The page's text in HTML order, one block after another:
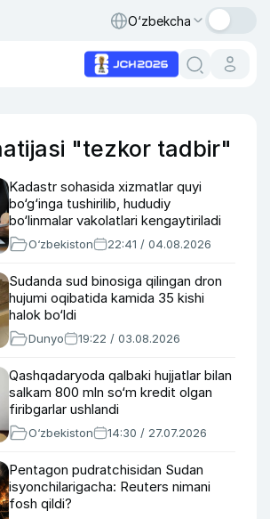
O‘zbekcha
"tezkor tadbir"
Kadastr sohasida xizmatlar quyi
bo‘g‘inga tushirilib, hududiy
bo‘linmalar vakolatlari kengaytiriladi
O‘zbekiston 22:41 / 04.08.2026
Sudanda sud binosiga qilingan dron
hujumi oqibatida kamida 35 kishi
halok bo‘ldi
Dunyo 19:22 / 03.08.2026
Qashqadaryoda qalbaki hujjatlar bilan
salkam 800 mln so‘m kredit olgan
firibgarlar ushlandi
O‘zbekiston 14:30 / 27.07.2026
Pentagon pudratchisidan Sudan
isyonchilarigacha: Reuters nimani
fosh qildi?